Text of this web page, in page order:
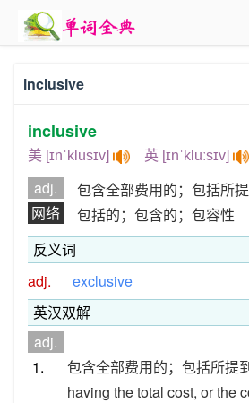
inclusive
inclusive
美 [ɪnˈklusɪv] 英 [ɪnˈkluːsɪv]
adj.
包含全部费用的；包括所
网络
包括的；包含的；包容性
反义词
adj.
exclusive
英汉双解
adj.
1.
包含全部费用的；包括所提
having the total cost, or the